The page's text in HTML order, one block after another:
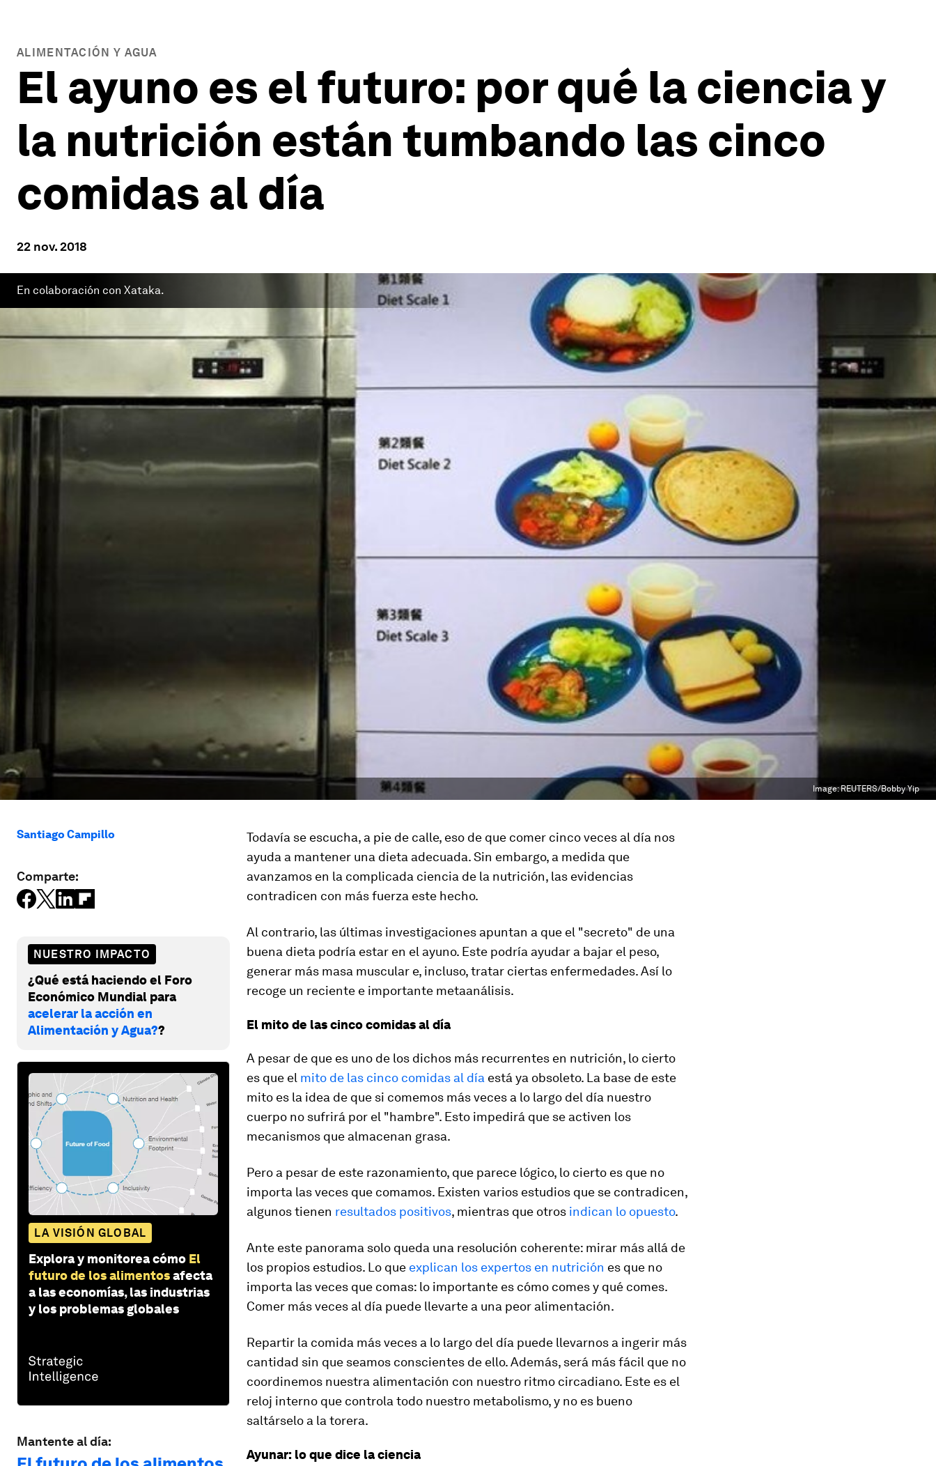
ALIMENTACIÓN Y AGUA
El ayuno es el futuro: por qué la ciencia y
la nutrición están tumbando las cinco
comidas al día
22 nov. 2018
En colaboración con Xataka.
Image:REUTERS/Bobby Yip
Santiago Campillo
Comparte:
NUESTRO IMPACTO
¿Qué está haciendo el Foro
Económico Mundial para
acelerar la acción en
Alimentación y Agua??
LA VISIÓN GLOBAL
Explora y monitorea cómo El
futuro de los alimentosafecta
a las economías, las industrias
y los problemas globales
Mantente al día:
Todavía se escucha, a pie de calle, eso de que comer cinco veces al día nos
ayuda a mantener una dieta adecuada. Sin embargo, a medida que
avanzamos en la complicada ciencia de la nutrición, las evidencias
contradicen con más fuerza este hecho.
Al contrario, las últimas investigaciones apuntan a que el "secreto" de una
buena dieta podría estar en el ayuno. Este podría ayudar a bajar el peso,
generar más masa muscular e, incluso, tratar ciertas enfermedades. Así lo
recoge un reciente e importante metaanálisis.
El mito de las cinco comidas al día
A pesar de que es uno de los dichos más recurrentes en nutrición, lo cierto
es que el mito de las cinco comidas al día está ya obsoleto. La base de este
mito es la idea de que si comemos más veces a lo largo del día nuestro
cuerpo no sufrirá por el "hambre". Esto impedirá que se activen los
mecanismos que almacenan grasa.
Pero a pesar de este razonamiento, que parece lógico, lo cierto es que no
importa las veces que comamos. Existen varios estudios que se contradicen,
algunos tienen resultados positivos, mientras que otros indican lo opuesto.
Ante este panorama solo queda una resolución coherente: mirar más allá de
los propios estudios. Lo que explican los expertos en nutrición es que no
importa las veces que comas: lo importante es cómo comes y qué comes.
Comer más veces al día puede llevarte a una peor alimentación.
Repartir la comida más veces a lo largo del día puede llevarnos a ingerir más
cantidad sin que seamos conscientes de ello. Además, será más fácil que no
coordinemos nuestra alimentación con nuestro ritmo circadiano. Este es el
reloj interno que controla todo nuestro metabolismo, y no es bueno
saltárselo a la torera.
Ayunar: lo que dice la ciencia